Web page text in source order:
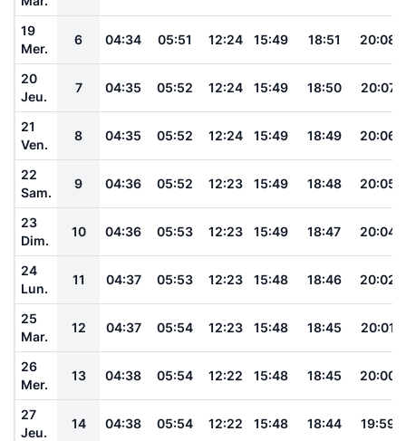
19
Mer.
6 04:34 05:51 12:24 15:49 18:51 20:08
20
Jeu.
7 04:35 05:52 12:24 15:49 18:50 20:07
21
Ven.
8 04:35 05:52 12:24 15:49 18:49 20:06
22
Sam.
9 04:36 05:52 12:23 15:49 18:48 20:05
23
Dim.
10 04:36 05:53 12:23 15:49 18:47 20:04
24
Lun.
11 04:37 05:53 12:23 15:48 18:46 20:02
25
Mar.
12 04:37 05:54 12:23 15:48 18:45 20:01
26
Mer.
13 04:38 05:54 12:22 15:48 18:45 20:00
27
Jeu.
14 04:38 05:54 12:22 15:48 18:44 19:59